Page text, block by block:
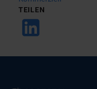
TEILEN